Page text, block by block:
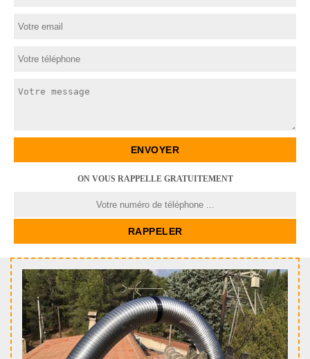
ON VOUS RAPPELLE GRATUITEMENT